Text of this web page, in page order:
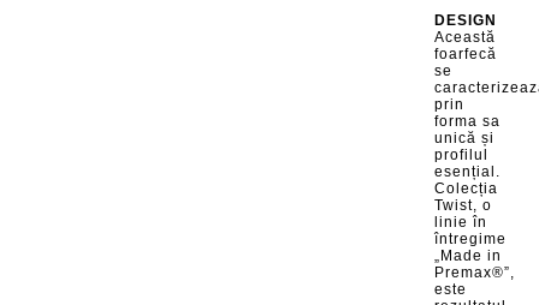
DESIGN
Această
foarfecă
se
prin
forma sa
unică și
profilul
esențial.
Colecția
Twist, o
linie în
întregime
„Made in
Premax®”,
este